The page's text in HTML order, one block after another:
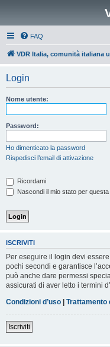
FAQ
VDR Italia, comunità italiana
Login
Nome utente:
Password:
Ho dimenticato la password
Rispedisci l’email di attivazione
Ricordami
Nascondi il mio stato per
ISCRIVITI
Per eseguire il login devi
pochi secondi e garantisce
può anche dare permessi
assicurati di aver letto i termini
Condizioni d’uso | Trattamento
Iscriviti